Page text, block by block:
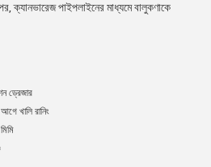
ক্যানভারেজ পাইপলাইনের মাধ্যমে বালুকণাকে
ড্রেজার
আগে খালি রানিং